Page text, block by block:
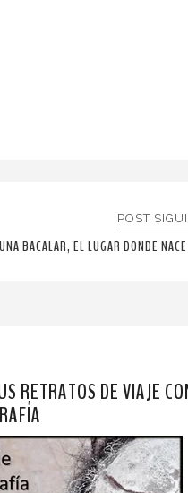
POST
BACALAR, EL LUGAR DONDE
RETRATOS DE VIAJE